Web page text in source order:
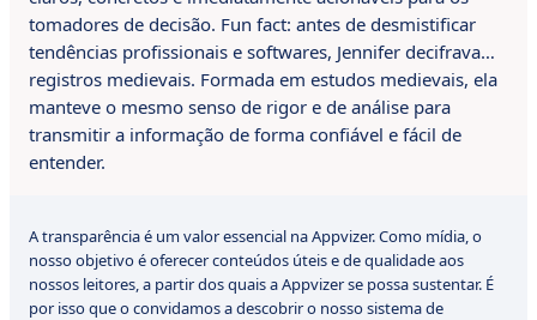
tomadores de decisão. Fun fact: antes de desmistificar
tendências profissionais e softwares, Jennifer decifrava…
registros medievais. Formada em estudos medievais, ela
manteve o mesmo senso de rigor e de análise para
transmitir a informação de forma confiável e fácil de
entender.
A transparência é um valor essencial na Appvizer. Como mídia, o
nosso objetivo é oferecer conteúdos úteis e de qualidade aos
nossos leitores, a partir dos quais a Appvizer se possa sustentar. É
por isso que o convidamos a descobrir o nosso sistema de